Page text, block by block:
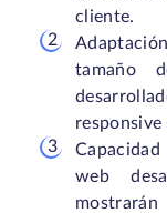
cliente.
tamaño
responsive
web